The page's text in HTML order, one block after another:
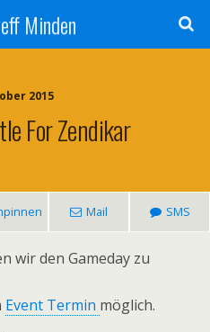
Minden
2015
For Zendikar
Mail SMS
wir den Gameday zu
Event Termin möglich.